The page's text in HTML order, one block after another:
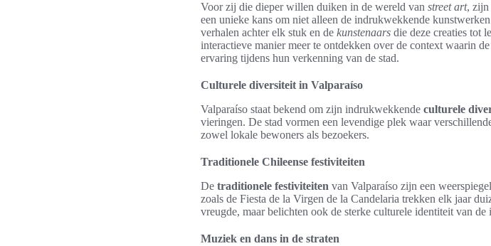
Voor zij die dieper willen duiken in de wereld van street art, zijn
een unieke kans om niet alleen de indrukwekkende
verhalen achter elk stuk en de kunstenaars die deze creaties tot
interactieve manier meer te ontdekken over de context waarin de
ervaring tijdens hun verkenning van de stad.
Culturele diversiteit in Valparaíso
Valparaíso staat bekend om zijn indrukwekkende culturele
vieringen. De stad vormen een levendige plek waar
zowel lokale bewoners als bezoekers.
Traditionele Chileense festiviteiten
De traditionele festiviteiten van Valparaíso zijn een
zoals de Fiesta de la Virgen de la Candelaria trekken elk jaar
vreugde, maar belichten ook de sterke culturele identiteit van
Muziek en dans in de straten